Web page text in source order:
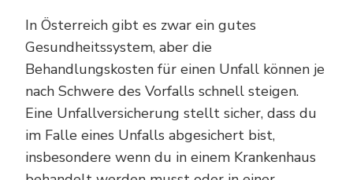
In Österreich gibt es zwar ein gutes
Gesundheitssystem, aber die
Behandlungskosten für einen Unfall können je
nach Schwere des Vorfalls schnell steigen.
Eine Unfallversicherung stellt sicher, dass du
im Falle eines Unfalls abgesichert bist,
insbesondere wenn du in einem Krankenhaus